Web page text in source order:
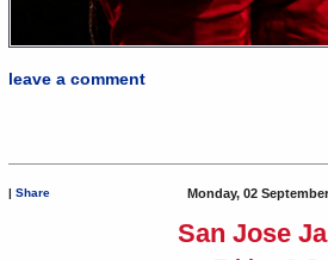
leave a comment
| Share Monday, 02
San Jose